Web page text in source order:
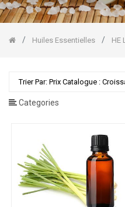
Huiles Essentielles HE
Trier Par: Prix Catalogue :
Categories
Pin
Sylvestre
Lavande
fine
HE
Pamplemousse
Gommages
Corps/Visage